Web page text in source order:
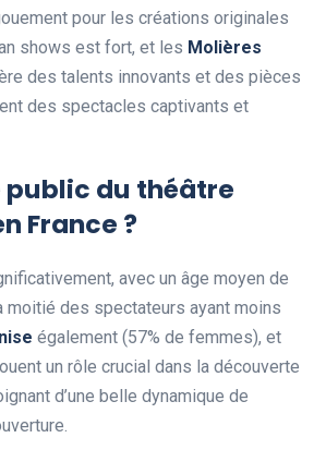
pour les créations originales
shows est fort, et les Molières
des talents innovants et des pièces
des spectacles captivants et
public du théâtre
France ?
avec un âge moyen de
moitié des spectateurs ayant moins
également (57% de femmes), et
un rôle crucial dans la découverte
d’une belle dynamique de